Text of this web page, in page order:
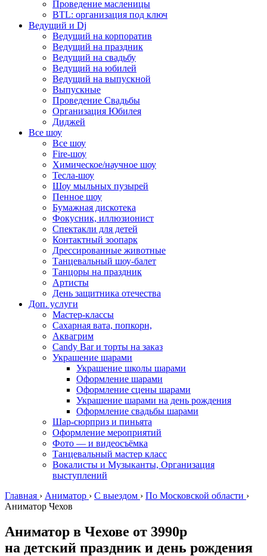
Проведение масленицы
BTL: организация под ключ
Ведущий и Dj
Ведущий на корпоратив
Ведущий на праздник
Ведущий на свадьбу
Ведущий на юбилей
Ведущий на выпускной
Выпускные
Проведение Свадьбы
Организация Юбилея
Диджей
Все шоу
Все шоу
Fire-шоу
Химическое/научное шоу
Тесла-шоу
Шоу мыльных пузырей
Пенное шоу
Бумажная дискотека
Фокусник, иллюзионист
Спектакли для детей
Контактный зоопарк
Дрессированные животные
Танцевальный шоу-балет
Танцоры на праздник
Артисты
День защитника отечества
Доп. услуги
Мастер-классы
Сахарная вата, попкорн,
Аквагрим
Candy Bar и торты на заказ
Украшение шарами
Украшение школы шарами
Оформление шарами
Оформление сцены шарами
Украшение шарами на день рождения
Оформление свадьбы шарами
Шар-сюрприз и пиньята
Оформление мероприятий
Фото — и видеосъёмка
Танцевальный мастер класс
Вокалисты и Музыканты, Организация
выступлений
Главная › Аниматор › С выездом › По Московской области ›
Аниматор Чехов
Аниматор в Чехове от 3990р
на детский праздник и день рождения